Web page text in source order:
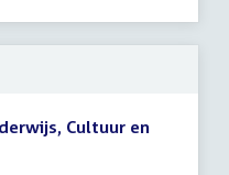
Cultuur en